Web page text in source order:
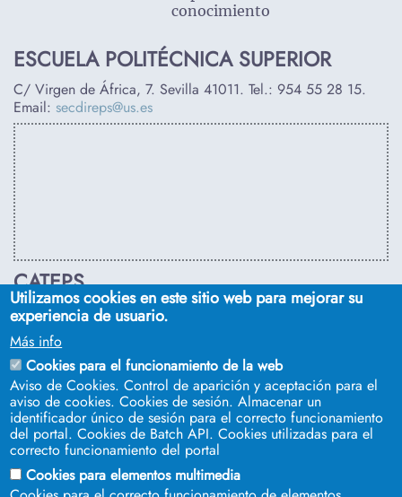
conocimiento
ESCUELA POLITÉCNICA SUPERIOR
C/ Virgen de África, 7. Sevilla 41011. Tel.: 954 55 28 15.
Email: secdireps@us.es
CATEPS
C/ Euclides, s/n. Sevilla 41092. Tel.: 955 42 03 53
secdireps@us.es
Utilizamos cookies en este sitio web para mejorar su
experiencia de usuario.
Más info
Cookies para el funcionamiento de la web
Aviso de Cookies. Control de aparición y aceptación para el
aviso de cookies. Cookies de sesión. Almacenar un
identificador único de sesión para el correcto funcionamiento
del portal. Cookies de Batch API. Cookies utilizadas para el
correcto funcionamiento del portal
Cookies para elementos multimedia